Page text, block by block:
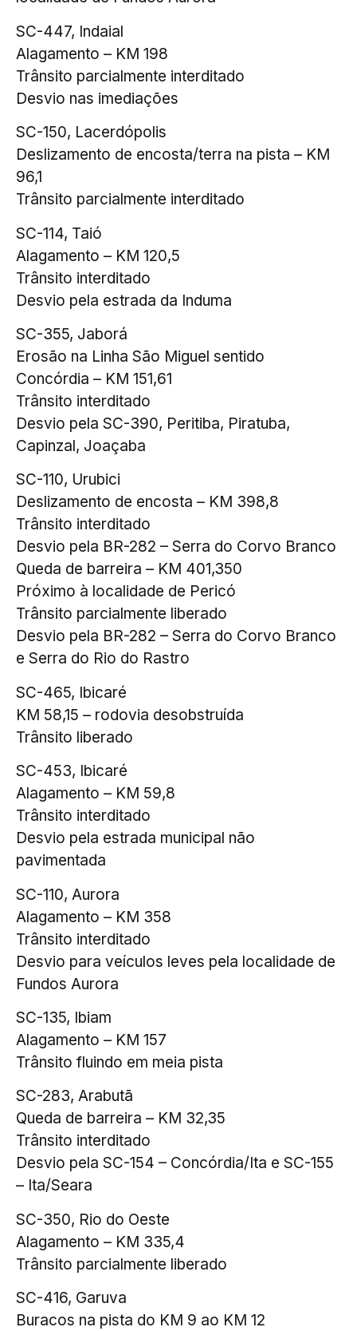
SC-447, Indaial
Alagamento – KM 198
Trânsito parcialmente interditado
Desvio nas imediações
SC-150, Lacerdópolis
Deslizamento de encosta/terra na pista – KM
96,1
Trânsito parcialmente interditado
SC-114, Taió
Alagamento – KM 120,5
Trânsito interditado
Desvio pela estrada da Induma
SC-355, Jaborá
Erosão na Linha São Miguel sentido
Concórdia – KM 151,61
Trânsito interditado
Desvio pela SC-390, Peritiba, Piratuba,
Capinzal, Joaçaba
SC-110, Urubici
Deslizamento de encosta – KM 398,8
Trânsito interditado
Desvio pela BR-282 – Serra do Corvo Branco
Queda de barreira – KM 401,350
Próximo à localidade de Pericó
Trânsito parcialmente liberado
Desvio pela BR-282 – Serra do Corvo Branco
e Serra do Rio do Rastro
SC-465, Ibicaré
KM 58,15 – rodovia desobstruída
Trânsito liberado
SC-453, Ibicaré
Alagamento – KM 59,8
Trânsito interditado
Desvio pela estrada municipal não
pavimentada
SC-110, Aurora
Alagamento – KM 358
Trânsito interditado
Desvio para veículos leves pela localidade de
Fundos Aurora
SC-135, Ibiam
Alagamento – KM 157
Trânsito fluindo em meia pista
SC-283, Arabutã
Queda de barreira – KM 32,35
Trânsito interditado
Desvio pela SC-154 – Concórdia/Ita e SC-155
– Ita/Seara
SC-350, Rio do Oeste
Alagamento – KM 335,4
Trânsito parcialmente liberado
SC-416, Garuva
Buracos na pista do KM 9 ao KM 12